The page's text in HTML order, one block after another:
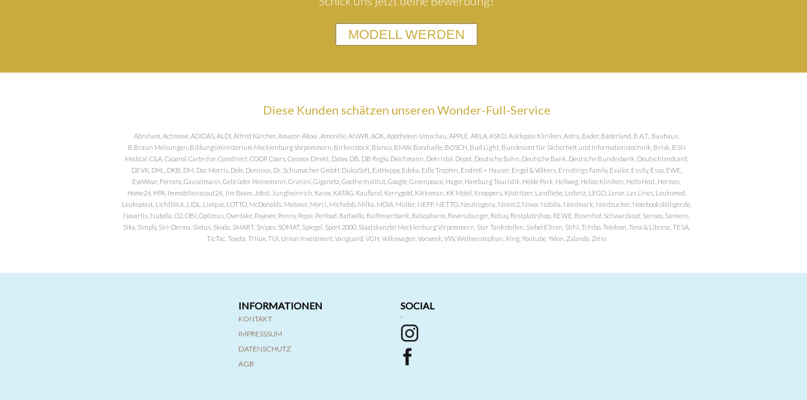
MODELL WERDEN
Diese Kunden schätzen unseren Wonder-Full-Service
Abraham, Actimove, ADIDAS, ALDI, Alfred Kärcher, Amazon Alexa , Amorelie, ANWR, AOK, Apotheken Umschau, APPLE, ARLA, ASKD, Asklepios Kliniken, Astra, Bader, Bäderland, B.A.T., Bauhaus,
B.Braun Melsungen, Bildungsministerium Mecklenburg Vorpommern, Birkenstock, Blanco, BMW, Bonduelle, BOSCH, Bud Light, Bundesamt für Sicherheit und Informationstechnik, Brisk, BSN
Medical, C&A, Caparol, Carte d or, Comdirect, COOP, Coors, Cosmos DIrekt, Datev, DB, DB Regio, Deichmann, Dekristol, Depot, Deutsche Bahn, Deutsche Bank, Deutsche Bundesbank, Deutschlandcard,
DEVK, DHL, DKB, DM, Doc Morris, Dole, Dominos, Dr. Schumacher GmbH, DulcoSoft, EatHappy, Edeka, Edle Tropfen, Endreß + Hauser, Engel & Völkers, Ernstings Family, Essilor, Essity, Esso, EWE,
EyeWear, Ferrero, Gauselmann, Gebrüder Heinemann, Granini, Giganetz, Goethe Institut, Google, Greenpeace, Hager, Hamburg Touristik, Heide Park, Hellweg, Helios Kliniken, Hello Heat, Hermes,
Home24, HPA, Immobilienscout24, Jim Beam, Jobst, Jungheinrich, Karex, KATAG, Kaufland, Kerrygold, Kikkoman, KK Mobil, Knoppers, Köstritzer, Landliebe, Leibniz, LEGO, Lenor, Les Lines, Leukomed,
Leukoplast, Lichtblick, LIDL, Livique, LOTTO, McDonalds, Meßmer, Merci, Michelob, Milka, MOIA, Müller, NEFF, NETTO, Neutrogena, Nimm2, Nivea, Nobilia, Nordmark, Nordzucker, Notebooksbilliger.de,
Novartis, Nutella, O2, OBI, Optimus, Overtake, Payever, Penny, Pepsi, Perfood, Raffaello, Raiffeisenbank, Ratiopharm, Ravensburger, Rebuy, Restplatzshop, REWE, Rosenhof, Schwarzkopf, Senseo, Siemens,
Sika, Simply, Siri-Derma, Sixtus, Skoda, SMART, Snipes, SOMAT, Spiegel, Sport 2000, Staatskanzlei Mecklenburg Virpommern, Star Tankstellen, Siebel Eltron, Stihl, Tchibo, Telekom, Tena & Librese, TESA,
TicTac, Toyota, Trilux, TUI, Union Investment, Vanguard, VGH, Volkswagen, Vorwerk, VW, Weihenstephan, Xing, Youtube, Yxlon, Zalando, Zeiss
INFORMATIONEN
KONTAKT
IMPRESSSUM
DATENSCHUTZ
AGB
SOCIAL
'